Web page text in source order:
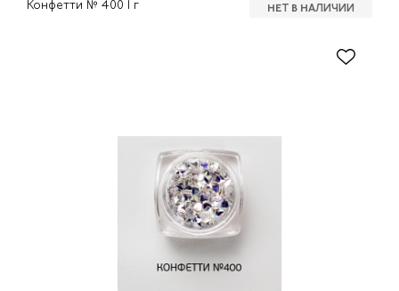
Конфетти № 400 1 г НЕТ В НАЛИЧИИ